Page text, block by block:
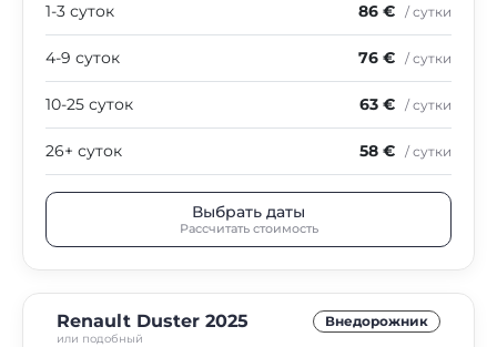
1-3 суток 86 € / сутки
4-9 суток 76 € / сутки
10-25 суток 63 € / сутки
26+ суток 58 € / сутки
Выбрать даты
Рассчитать стоимость
Renault Duster 2025
или подобный
Внедорожник